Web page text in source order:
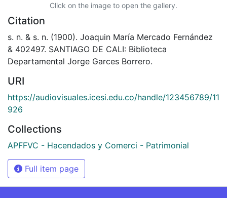
Click on the image to open the gallery.
Citation
s. n. & s. n. (1900). Joaquin María Mercado Fernández
& 402497. SANTIAGO DE CALI: Biblioteca
Departamental Jorge Garces Borrero.
URI
https://audiovisuales.icesi.edu.co/handle/123456789/11
926
Collections
APFFVC - Hacendados y Comerci - Patrimonial
Full item page